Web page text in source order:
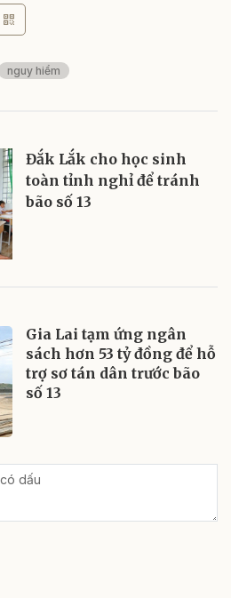
nguy hiểm
Đắk Lắk cho học sinh
toàn tỉnh nghỉ để tránh
bão số 13
Gia Lai tạm ứng ngân
sách hơn 53 tỷ đồng để hỗ
trợ sơ tán dân trước bão
số 13